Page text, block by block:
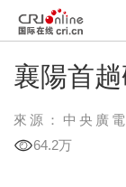
襄陽首
來源：中央廣
64.2万